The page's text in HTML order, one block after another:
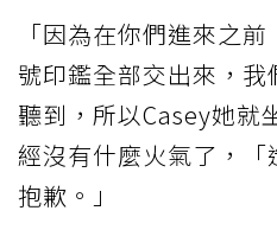
「因為在你們進來之
號印鑑全部交出來，
聽到，所以Casey她就
經沒有什麼火氣了，
抱歉。」